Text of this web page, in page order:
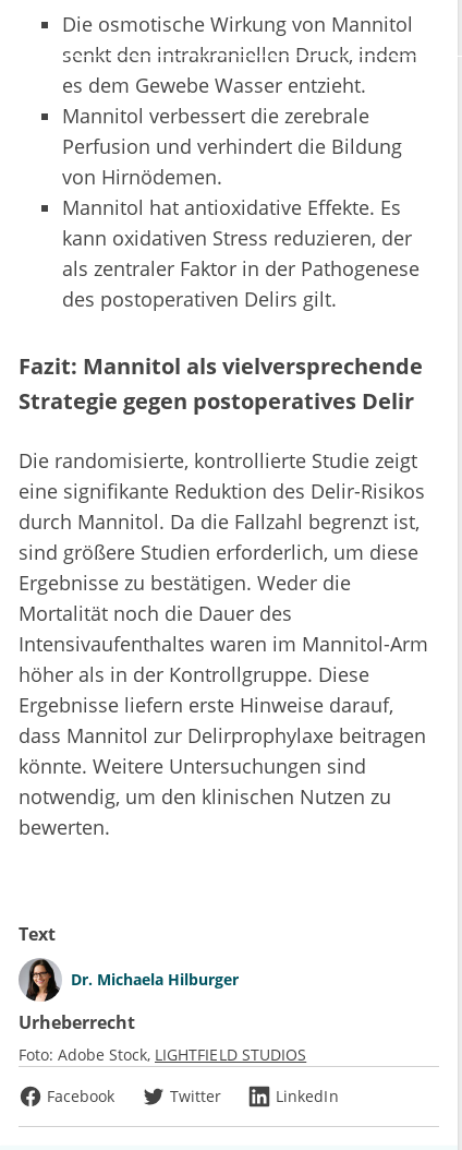
Die osmotische Wirkung von Mannitol
senkt den intrakraniellen Druck, indem
es dem Gewebe Wasser entzieht.
Mannitol verbessert die zerebrale
Perfusion und verhindert die Bildung
von Hirnödemen.
Mannitol hat antioxidative Effekte. Es
kann oxidativen Stress reduzieren, der
als zentraler Faktor in der Pathogenese
des postoperativen Delirs gilt.
Fazit: Mannitol als vielversprechende
Strategie gegen postoperatives Delir
Die randomisierte, kontrollierte Studie zeigt
eine signifikante Reduktion des Delir-Risikos
durch Mannitol. Da die Fallzahl begrenzt ist,
sind größere Studien erforderlich, um diese
Ergebnisse zu bestätigen. Weder die
Mortalität noch die Dauer des
Intensivaufenthaltes waren im Mannitol-Arm
höher als in der Kontrollgruppe. Diese
Ergebnisse liefern erste Hinweise darauf,
dass Mannitol zur Delirprophylaxe beitragen
könnte. Weitere Untersuchungen sind
notwendig, um den klinischen Nutzen zu
bewerten.
Text
Dr. Michaela Hilburger
Urheberrecht
Foto: Adobe Stock LIGHTFIELD STUDIOS
Facebook
Twitter LinkedIn